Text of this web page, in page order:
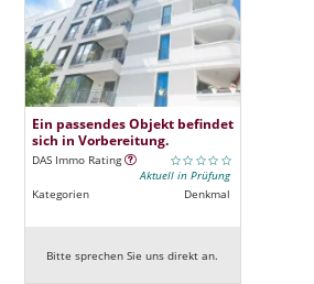
Ein passendes Objekt befindet
sich in Vorbereitung.
DAS Immo Rating
Aktuell in Prüfung
Kategorien
Denkmal
Bitte sprechen Sie uns direkt an.